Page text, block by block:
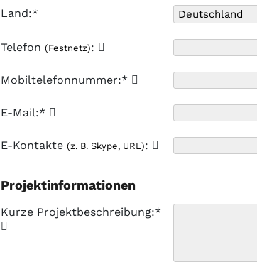
Land:*
Telefon (Festnetz):
Mobiltelefonnummer:*
E-Mail:*
E-Kontakte (z. B. Skype, URL):
Projektinformationen
Kurze Projektbeschreibung:*